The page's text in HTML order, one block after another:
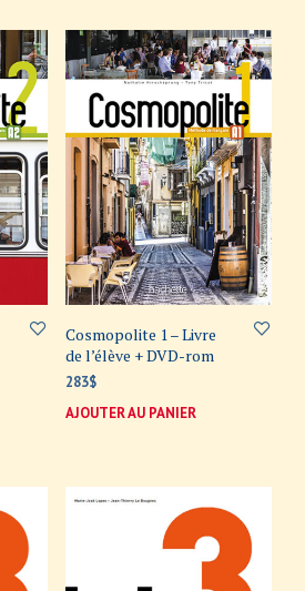
Cosmopolite 1 – Livre
de l’élève + DVD-rom
283$
AJOUTER AU PANIER